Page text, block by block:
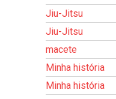
Jiu-Jitsu
Jiu-Jitsu
macete
Minha história
Minha história